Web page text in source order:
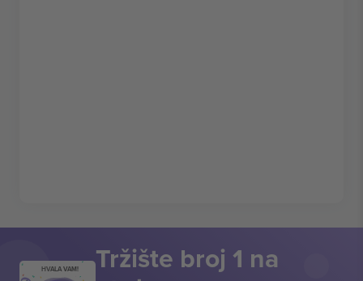
HVALA VAM! Tržište broj 1 na